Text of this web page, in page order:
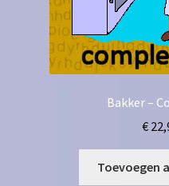
Bakker –
€
Toevoegen